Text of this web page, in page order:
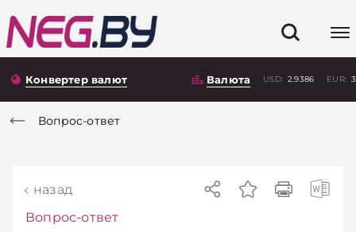
Конвертер валют Валюта USD: 2.9386 EUR:
Вопрос-ответ
назад
Вопрос-ответ